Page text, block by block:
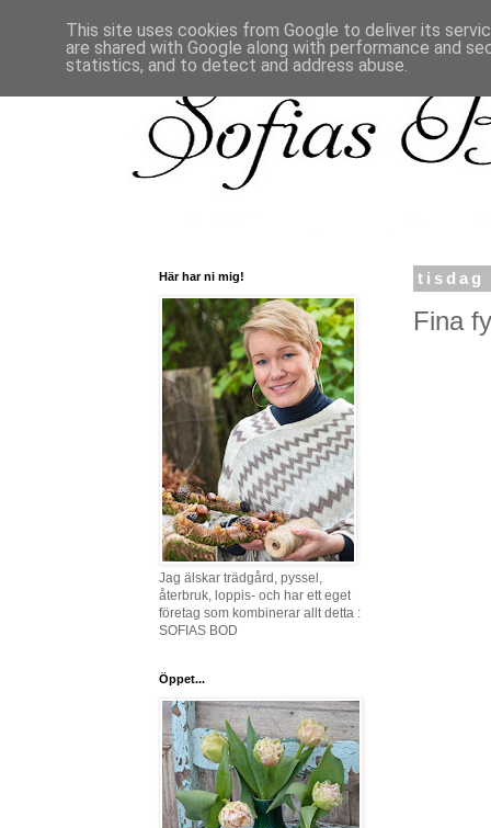
tisdag
Fina
Här har ni mig!
Jag älskar trädgård, pyssel,
återbruk, loppis- och har ett eget
företag som kombinerar allt detta :
SOFIAS BOD
Öppet...
This site uses cookies from Google to deliver its
are shared with Google along with performance and
statistics, and to detect and address abuse.